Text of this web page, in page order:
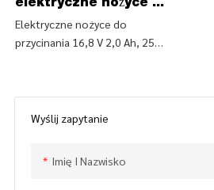
Wyślij zapytanie
Imię I Nazwisko
elektryczne nożyce do
drzew ogrodowych 25
mm
Elektryczne nożyce do
przycinania 16,8 V 2,0 Ah, 25
25A), znajdź szczegóły i cenę
na temat nożyc do przycinania
nożyce do drzew, elektryczne